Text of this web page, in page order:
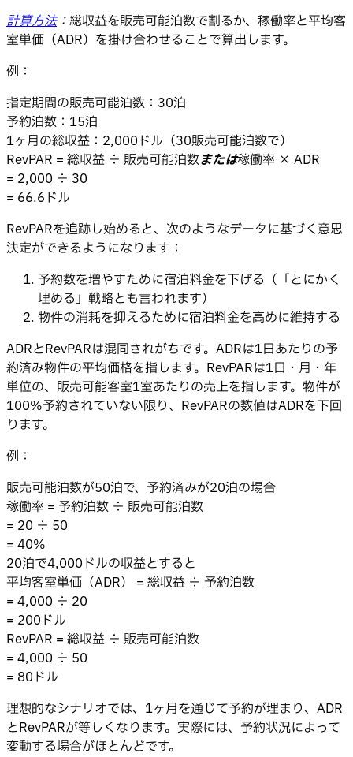
計算方法：総収益を販売可能泊数で割るか、稼働率と平均客
室単価（ADR）を掛け合わせることで算出します。
例：
指定期間の販売可能泊数：30泊
予約泊数：15泊
1ヶ月の総収益：2,000ドル（30販売可能泊数で）
RevPAR = 総収益 ÷ 販売可能泊数または稼働率 × ADR
= 2,000 ÷ 30
= 66.6ドル
RevPARを追跡し始めると、次のようなデータに基づく意思
決定ができるようになります：
予約数を増やすために宿泊料金を下げる（「とにかく
埋める」戦略とも言われます）
物件の消耗を抑えるために宿泊料金を高めに維持する
ADRとRevPARは混同されがちです。ADRは1日あたりの予
約済み物件の平均価格を指します。RevPARは1日・月・年
単位の、販売可能客室1室あたりの売上を指します。物件が
100%予約されていない限り、RevPARの数値はADRを下回
ります。
例：
販売可能泊数が50泊で、予約済みが20泊の場合
稼働率 = 予約泊数 ÷ 販売可能泊数
= 20 ÷ 50
= 40%
20泊で4,000ドルの収益とすると
平均客室単価（ADR） = 総収益 ÷ 予約泊数
= 4,000 ÷ 20
= 200ドル
RevPAR = 総収益 ÷ 販売可能泊数
= 4,000 ÷ 50
= 80ドル
理想的なシナリオでは、1ヶ月を通じて予約が埋まり、ADR
とRevPARが等しくなります。実際には、予約状況によって
変動する場合がほとんどです。